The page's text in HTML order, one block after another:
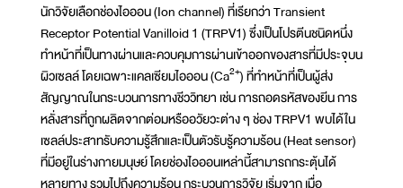
นักวิจัยเลือกช่องไอออน (Ion channel) ที่เรียกว่า Transient
Receptor Potential Vanilloid 1 (TRPV1) ซึ่งเป็นโปรตีนชนิดหนึ่ง
ทำหน้าที่เป็นทางผ่านและควบคุมการผ่านเข้าออกของสารที่มีประจุบน
ผิวเซลล์ โดยเฉพาะแคลเซียมไอออน (Ca2+) ที่ทำหน้าที่เป็นผู้ส่ง
สัญญาณในกระบวนการทางชีววิทยา เช่น การถอดรหัสของยีน การ
หลั่งสารที่ถูกผลิตจากต่อมหรืออวัยวะต่าง ๆ ช่อง TRPV1 พบได้ใน
เซลล์ประสาทรับความรู้สึกและเป็นตัวรับรู้ความร้อน (Heat sensor)
ที่มีอยู่ในร่างกายมนุษย์ โดยช่องไอออนเหล่านี้สามารถกระตุ้นได้
หลายทาง รวมไปถึงความร้อน กระบวนการวิจัย เริ่มจาก เมื่อ